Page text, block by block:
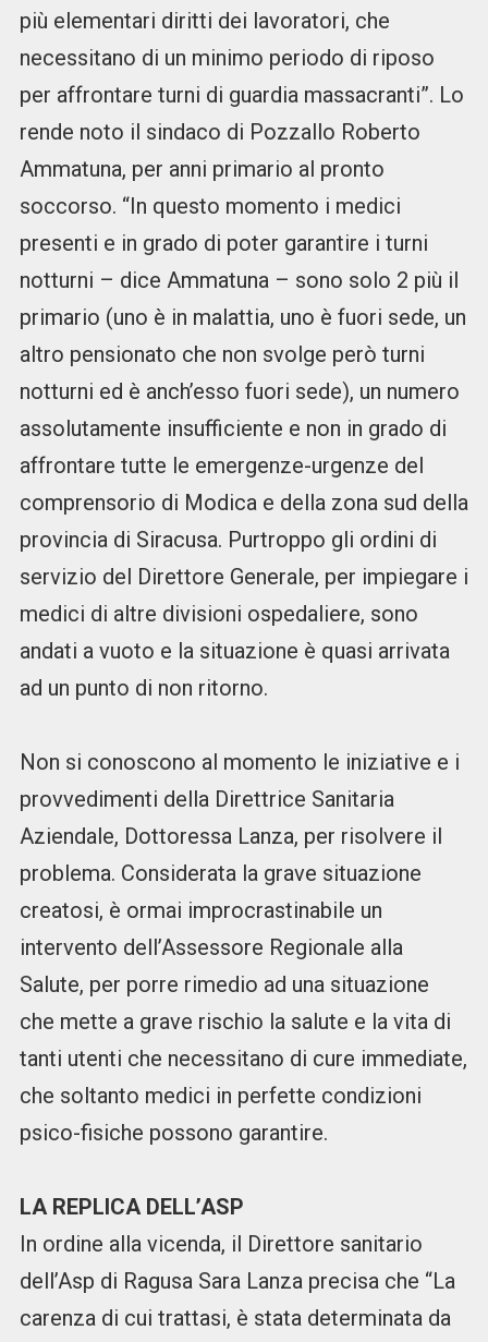
più elementari diritti dei lavoratori, che
necessitano di un minimo periodo di riposo
per affrontare turni di guardia massacranti”. Lo
rende noto il sindaco di Pozzallo Roberto
Ammatuna, per anni primario al pronto
soccorso. “In questo momento i medici
presenti e in grado di poter garantire i turni
notturni – dice Ammatuna – sono solo 2 più il
primario (uno è in malattia, uno è fuori sede, un
altro pensionato che non svolge però turni
notturni ed è anch’esso fuori sede), un numero
assolutamente insufficiente e non in grado di
affrontare tutte le emergenze-urgenze del
comprensorio di Modica e della zona sud della
provincia di Siracusa. Purtroppo gli ordini di
servizio del Direttore Generale, per impiegare i
medici di altre divisioni ospedaliere, sono
andati a vuoto e la situazione è quasi arrivata
ad un punto di non ritorno.
Non si conoscono al momento le iniziative e i
provvedimenti della Direttrice Sanitaria
Aziendale, Dottoressa Lanza, per risolvere il
problema. Considerata la grave situazione
creatosi, è ormai improcrastinabile un
intervento dell’Assessore Regionale alla
Salute, per porre rimedio ad una situazione
che mette a grave rischio la salute e la vita di
tanti utenti che necessitano di cure immediate,
che soltanto medici in perfette condizioni
psico-fisiche possono garantire.
LA REPLICA DELL’ASP
In ordine alla vicenda, il Direttore sanitario
dell’Asp di Ragusa Sara Lanza precisa che “La
carenza di cui trattasi, è stata determinata da